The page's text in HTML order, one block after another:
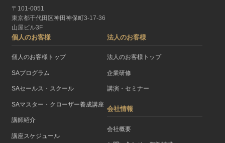
〒101-0051
東京都千代田区神田神保町3-17-36
山屋ビル3F
個人のお客様
個人のお客様トップ
SAプログラム
SAセールス・スクール
SAマスター・クローザー養成講座
講師紹介
講座スケジュール
法人のお客様
法人のお客様トップ
企業研修
講演・セミナー
会社情報
会社概要